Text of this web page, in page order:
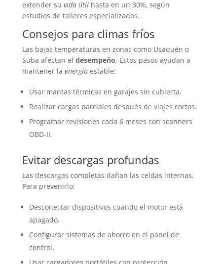
extender su vida útilhasta en un 30%, según
estudios de talleres especializados.
Consejos para climas fríos
Las bajas temperaturas en zonas como Usaquén o
Suba afectan el desempeño. Estos pasos ayudan a
mantener la energíaestable:
Usar mantas térmicas en garajes sin cubierta.
Realizar cargas parciales después de viajes cortos.
Programar revisiones cada 6 meses con scanners
OBD-II.
Evitar descargas profundas
Las descargas completas dañan las celdas internas.
Para prevenirlo:
Desconectar dispositivos cuando el motor está
apagado.
Configurar sistemas de ahorro en el panel de
control.